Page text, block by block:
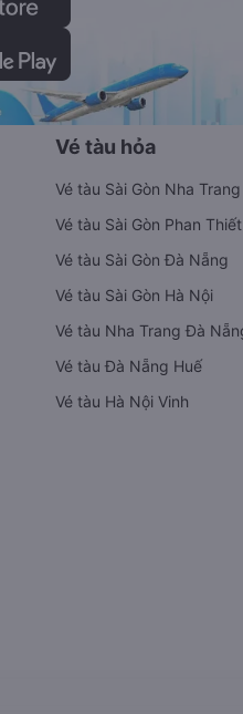
Vé tàu hỏa
Vé tàu Sài Gòn Nha Trang
Vé tàu Sài Gòn Phan Thiết
Vé tàu Sài Gòn Đà Nẵng
Vé tàu Sài Gòn Hà Nội
Vé tàu Nha Trang Đà
Vé tàu Đà Nẵng Huế
Vé tàu Hà Nội Vinh